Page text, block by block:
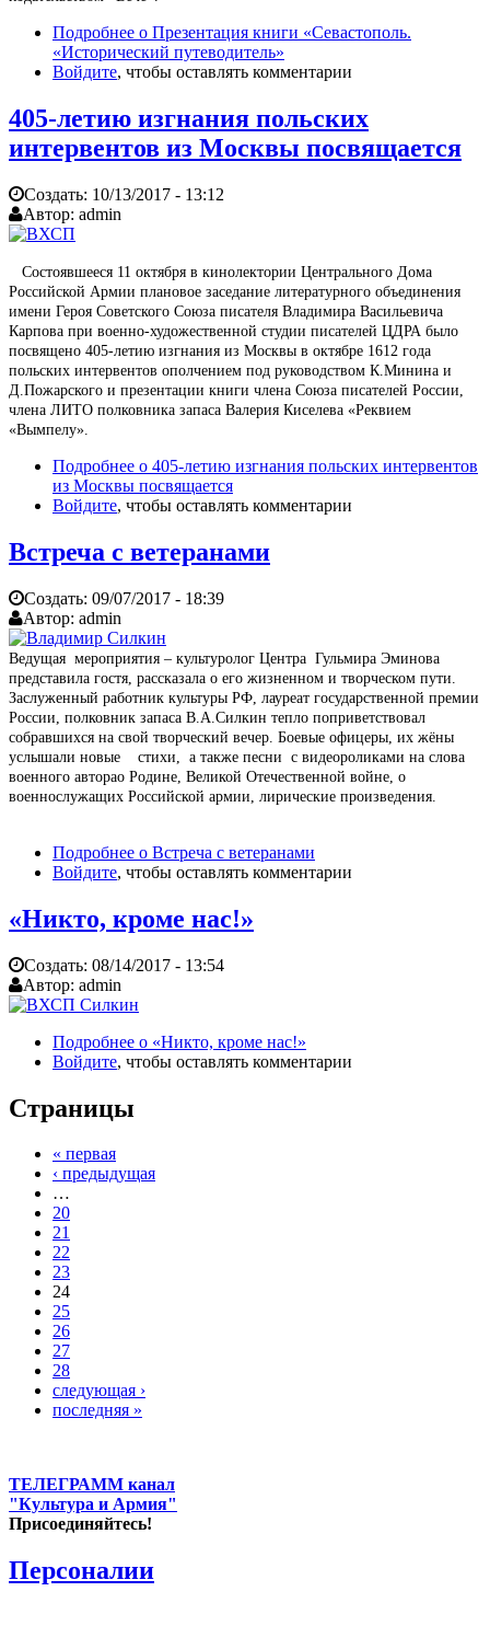
Подробнее о Презентация книги «Севастополь.
«Исторический путеводитель»
Войдите, чтобы оставлять комментарии
405-летию изгнания польских
интервентов из Москвы посвящается
Создать: 10/13/2017 - 13:12
Автор: admin
Состоявшееся 11 октября в кинолектории Центрального Дома
Российской Армии плановое заседание литературного объединения
имени Героя Советского Союза писателя Владимира Васильевича
Карпова при военно-художественной студии писателей ЦДРА было
посвящено 405-летию изгнания из Москвы в октябре 1612 года
польских интервентов ополчением под руководством К.Минина и
Д.Пожарского и презентации книги члена Союза писателей России,
члена ЛИТО полковника запаса Валерия Киселева «Реквием
«Вымпелу».
Подробнее о 405-летию изгнания польских интервентов
из Москвы посвящается
Войдите, чтобы оставлять комментарии
Встреча с ветеранами
Создать: 09/07/2017 - 18:39
Автор: admin
Ведущая мероприятия – культуролог Центра Гульмира Эминова
представила гостя, рассказала о его жизненном и творческом пути.
Заслуженный работник культуры РФ, лауреат государственной премии
России, полковник запаса В.А.Силкин тепло поприветствовал
собравшихся на свой творческий вечер. Боевые офицеры, их жёны
услышали новые стихи, а также песни с видеороликами на слова
военного авторао Родине, Великой Отечественной войне, о
военнослужащих Российской армии, лирические произведения.
Подробнее о Встреча с ветеранами
Войдите, чтобы оставлять комментарии
«Никто, кроме нас!»
Создать: 08/14/2017 - 13:54
Автор: admin
Подробнее о «Никто, кроме нас!»
Войдите, чтобы оставлять комментарии
Страницы
« первая
‹ предыдущая
…
20
21
22
23
24
25
26
27
28
следующая ›
последняя »
ТЕЛЕГРАММ канал
"Культура и Армия"
Присоединяйтесь!
Персоналии